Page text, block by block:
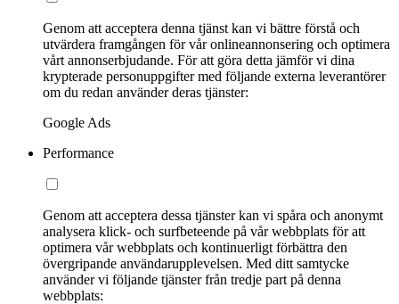
Genom att acceptera denna tjänst kan vi bättre förstå och
utvärdera framgången för vår onlineannonsering och optimera
vårt annonserbjudande. För att göra detta jämför vi dina
krypterade personuppgifter med följande externa leverantörer
om du redan använder deras tjänster:
Google Ads
Performance
Genom att acceptera dessa tjänster kan vi spåra och anonymt
analysera klick- och surfbeteende på vår webbplats för att
optimera vår webbplats och kontinuerligt förbättra den
övergripande användarupplevelsen. Med ditt samtycke
använder vi följande tjänster från tredje part på denna
webbplats: